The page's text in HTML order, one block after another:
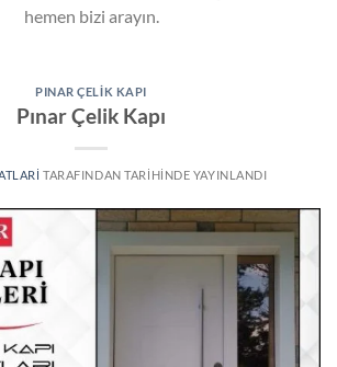
hemen bizi arayın.
PINAR ÇELIK KAPI
Pınar Çelik Kapı
TARAFINDAN TARIHINDE YAYINLANDI